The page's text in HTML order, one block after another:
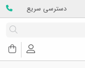
دسترسی سریع